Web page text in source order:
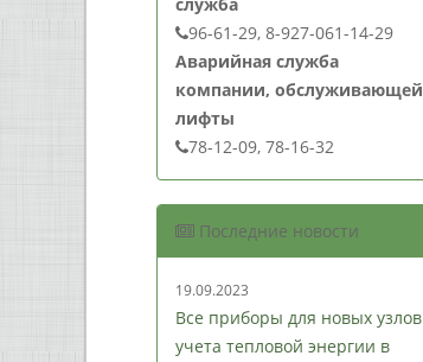
служба
96-61-29, 8-927-061-14-29
Аварийная служба
компании, обслуживающей
лифты
78-12-09, 78-16-32
Последние новости
19.09.2023
Все приборы для новых узлов
учета тепловой энергии в